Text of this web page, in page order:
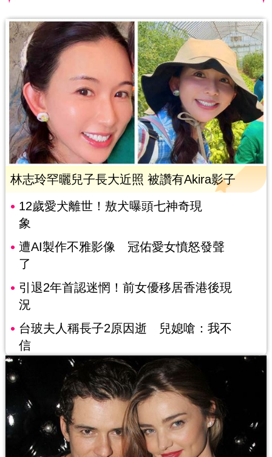
林志玲罕曬兒子長大近照 被讚有Akira影子
12歲愛犬離世！敖犬曝頭七神奇現
象
遭AI製作不雅影像 冠佑愛女憤怒發聲
了
引退2年首認迷惘！前女優移居香港後現
況
台玻夫人稱長子2原因逝 兒媳嗆：我不
信